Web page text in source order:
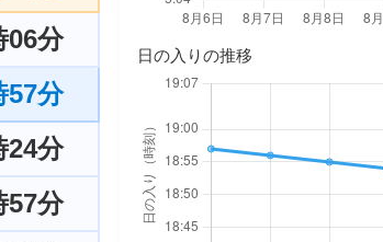
06分
57分
24分
57分
日の入りの推移